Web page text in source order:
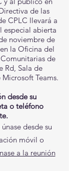
de las
CPLC llevará a
especial abierta
noviembre de
la Oficina del
de
Rd, Sala de
Teams.
desde su
o teléfono
desde su
móvil o
a la reunión